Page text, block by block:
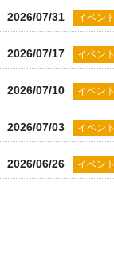
2026/07/31 イベント
2026/07/17 イベント
2026/07/10 イベント
2026/07/03 イベント
2026/06/26 イベント